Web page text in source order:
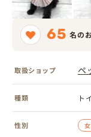
65 名の
取扱ショップ ペ
種類 ト
性別